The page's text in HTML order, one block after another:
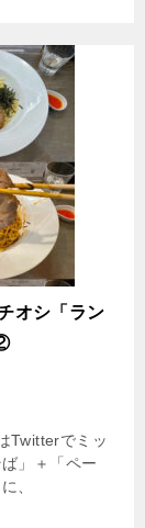
オシ「ラン
Twitterでミッ
」＋「ペー
、